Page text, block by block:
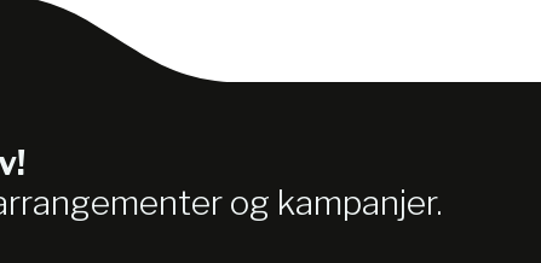
og kampanjer.